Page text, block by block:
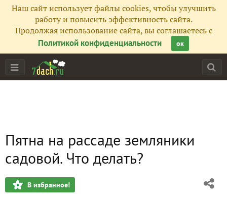
Наш сайт использует файлы cookies, чтобы улучшить
работу и повысить эффективность сайта.
Продолжая использование сайта, вы соглашаетесь с
Политикой конфиденциальности
ок
Пятна на рассаде земляники
садовой. Что делать?
В избранное!